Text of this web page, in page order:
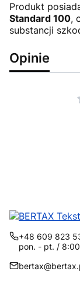
Produkt
Standard 100,
substancji
Opinie
+48 609 823
pon. - pt. /